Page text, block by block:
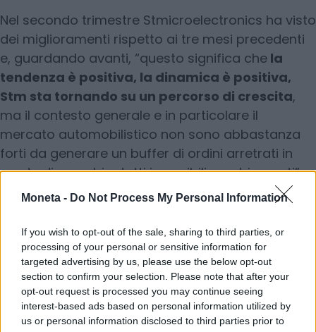
Moneta - Do Not Process My Personal Information
If you wish to opt-out of the sale, sharing to third parties, or
processing of your personal or sensitive information for
targeted advertising by us, please use the below opt-out
section to confirm your selection. Please note that after your
opt-out request is processed you may continue seeing
interest-based ads based on personal information utilized by
us or personal information disclosed to third parties prior to
Nel secondo trimestre Stmicroelectronics ha visto
dei miglioramenti rispetto ai tre mesi precedenti
e, guardando avanti, “questo significa che la
tendenza è positiva, la dinamica è positiva,
Stm sta tornando su un percorso di crescita,
ma il contesto generale e in particolare il
mercato automobilistico non sono abbastanza
forti da generare un buffer di ordini arretrati in
grado di assorbire tutti i possibili cambiamenti”,
ha detto Chery, durante la conference call a
sottolineato che “se proseguirà la dinamica sugli
ordini vista nel primo e secondo trimestre, nel
terzo e quarto trimestre ci potrà essere una
crescita sequenziale dei ricavi. E poi saremo al
punto di svolta, o molto vicini. Proseguendo con
la strategia che stiamo mettendo in atto,